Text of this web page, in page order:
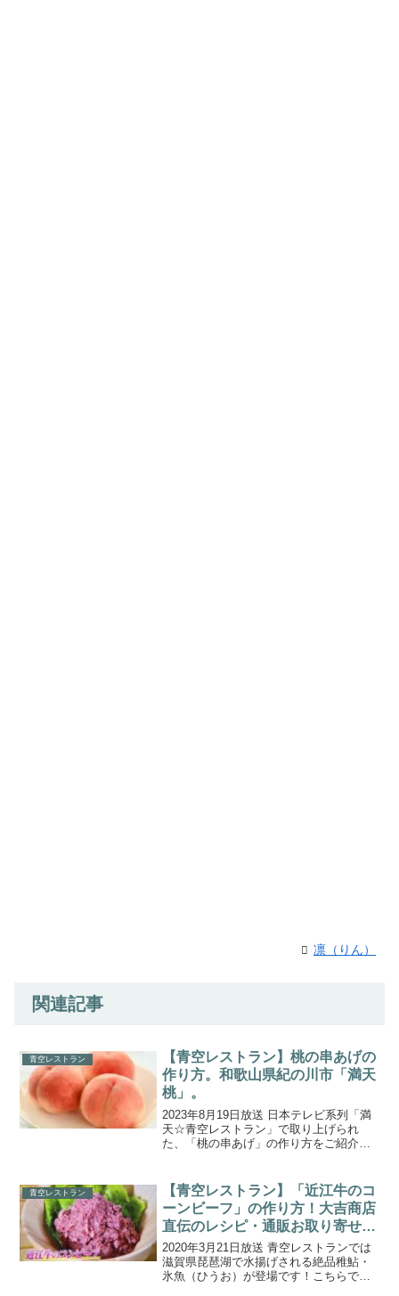
凛（りん）
関連記事
青空レストラン
【青空レストラン】桃の串あげの
作り方。和歌山県紀の川市「満天
桃」。
2023年8月19日放送 日本テレビ系列「満
天☆青空レストラン」で取り上げられ
た、「桃の串あげ」の作り方をご紹介し
初公開の奇跡の桃は、噛めば果汁が溢れ
出す！糖度・大きさ...
青空レストラン
【青空レストラン】「近江牛のコ
ーンビーフ」の作り方！大吉商店
直伝のレシピ・通販お取り寄せ情
報（2020.3.21）
2020年3月21日放送 青空レストランでは
滋賀県琵琶湖で水揚げされる絶品稚鮎・
氷魚（ひうお）が登場です！こちらで